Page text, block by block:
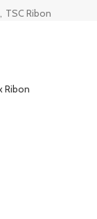
, TSC Ribon
Ribon